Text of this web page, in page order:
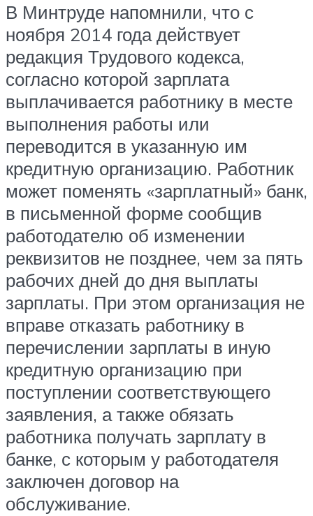
В Минтруде напомнили, что с
ноября 2014 года действует
редакция Трудового кодекса,
согласно которой зарплата
выплачивается работнику в месте
выполнения работы или
переводится в указанную им
кредитную организацию. Работник
может поменять «зарплатный» банк,
в письменной форме сообщив
работодателю об изменении
реквизитов не позднее, чем за пять
рабочих дней до дня выплаты
зарплаты. При этом организация не
вправе отказать работнику в
перечислении зарплаты в иную
кредитную организацию при
поступлении соответствующего
заявления, а также обязать
работника получать зарплату в
банке, с которым у работодателя
заключен договор на
обслуживание.